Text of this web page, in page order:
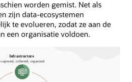
worden gemist. Net als
zijn data-ecosystemen
te evolueren, zodat ze aan de
een organisatie voldoen.